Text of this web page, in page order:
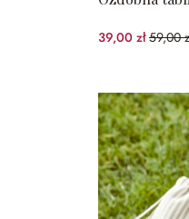
39,00 zł59,00